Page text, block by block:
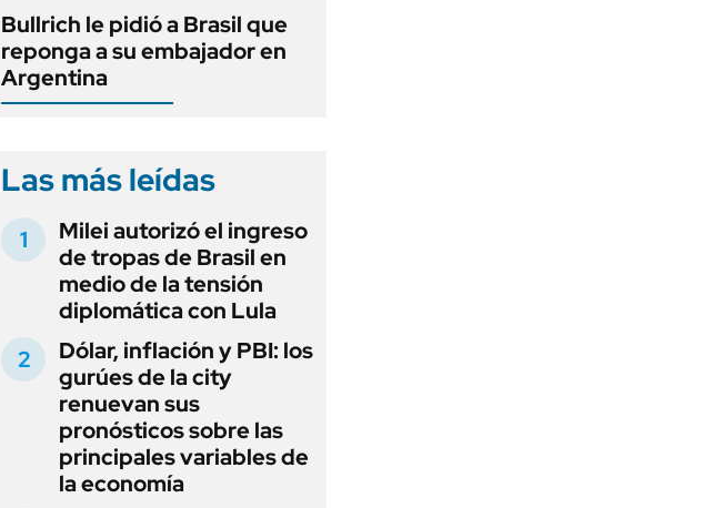
Bullrich le pidió a Brasil que
reponga a su embajador en
Argentina
Las más leídas
Milei autorizó el ingreso
de tropas de Brasil en
medio de la tensión
diplomática con Lula
Dólar, inflación y PBI: los
gurúes de la city
renuevan sus
pronósticos sobre las
principales variables de
la economía